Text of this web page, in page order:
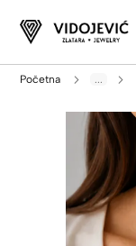
Početna ...